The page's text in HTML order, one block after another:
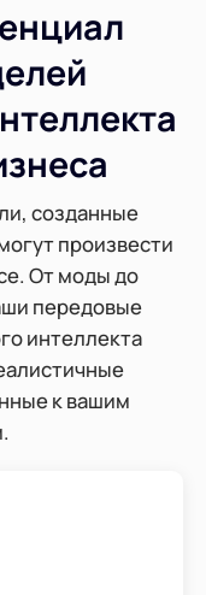
созданные
произвести
От моды до
передовые
интеллекта
к вашим